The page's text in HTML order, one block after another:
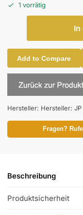
1 vorrätig
In
Add to Compare
Hersteller: Hersteller:
Fragen?
Beschreibung
Produktsicherheit